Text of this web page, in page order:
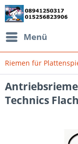
Menü
Riemen für
Technics